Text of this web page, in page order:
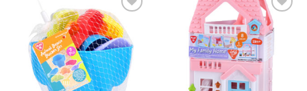
Add to
wishlist
Add to
wishlist